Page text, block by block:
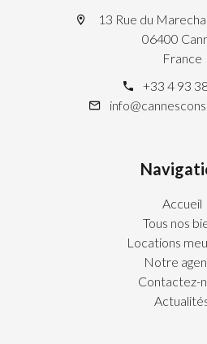
13 Rue du
06400
France
+33 4 93
Accueil
Tous nos
Locations
Notre
Contactez-